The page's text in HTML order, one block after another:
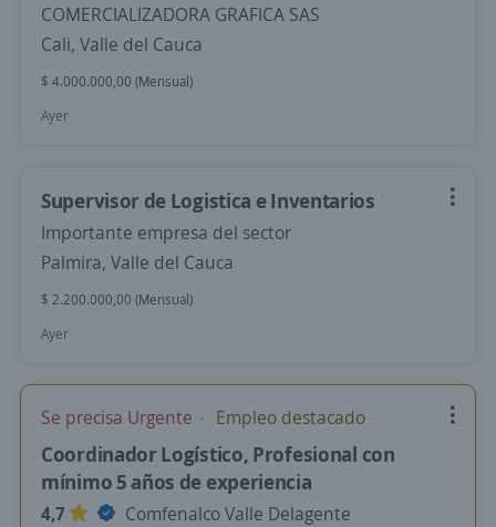
COMERCIALIZADORA GRAFICA SAS
Cali, Valle del Cauca
$ 4.000.000,00 (Mensual)
Ayer
Supervisor de Logistica e Inventarios
Importante empresa del sector
Palmira, Valle del Cauca
$ 2.200.000,00 (Mensual)
Ayer
Se precisa Urgente Empleo destacado
Coordinador Logístico, Profesional con
mínimo 5 años de experiencia
4,7
Comfenalco Valle Delagente